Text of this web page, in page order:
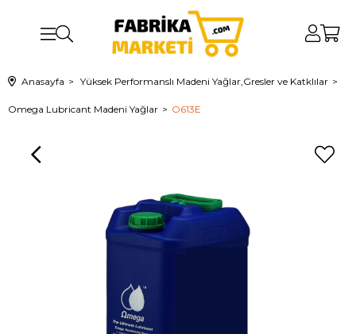
Anasayfa Yüksek Performanslı Madeni Yağlar,Gresler ve Katklılar
Omega Lubricant Madeni Yağlar O613E